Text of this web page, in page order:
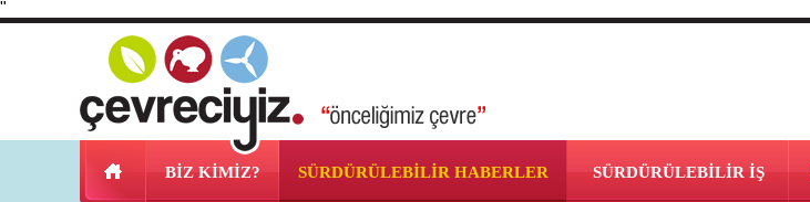
"
BİZ KİMİZ? SÜRDÜRÜLEBİLİR HABERLER SÜRDÜRÜLEBİLİR İŞ